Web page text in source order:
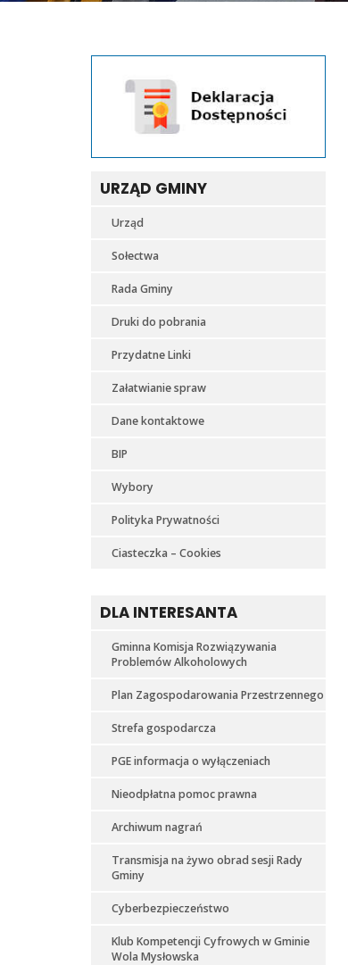
URZĄD GMINY
Urząd
Sołectwa
Rada Gminy
Druki do pobrania
Przydatne Linki
Załatwianie spraw
Dane kontaktowe
BIP
Wybory
Polityka Prywatności
Ciasteczka – Cookies
DLA INTERESANTA
Gminna Komisja Rozwiązywania
Problemów Alkoholowych
Plan Zagospodarowania Przestrzennego
Strefa gospodarcza
PGE informacja o wyłączeniach
Nieodpłatna pomoc prawna
Archiwum nagrań
Transmisja na żywo obrad sesji Rady
Gminy
Cyberbezpieczeństwo
Klub Kompetencji Cyfrowych w Gminie
Wola Mysłowska